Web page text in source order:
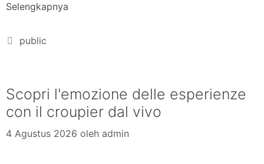
Selengkapnya
public
Scopri l'emozione delle esperienze
con il croupier dal vivo
4 Agustus 2026 oleh admin